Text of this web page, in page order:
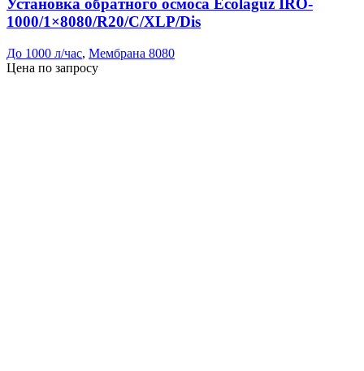
Установка обратного осмоса Ecolaguz IRO-
1000/1×8080/R20/C/XLP/Dis
До 1000 л/час, Мембрана 8080
Цена по запросу